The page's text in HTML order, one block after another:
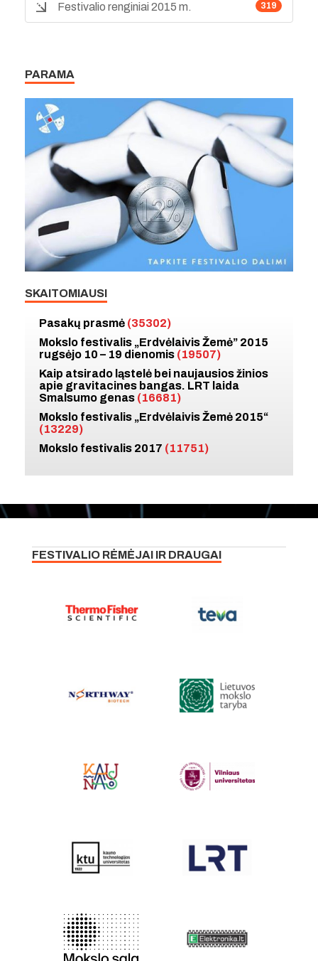
319
Festivalio renginiai 2015 m.
PARAMA
SKAITOMIAUSI
Pasakų prasmė (35302)
Mokslo festivalis „Erdvėlaivis Žemė” 2015
rugsėjo 10 – 19 dienomis (19507)
Kaip atsirado ląstelė bei naujausios žinios
apie gravitacines bangas. LRT laida
Smalsumo genas (16681)
Mokslo festivalis „Erdvėlaivis Žemė 2015“
(13229)
Mokslo festivalis 2017 (11751)
FESTIVALIO RĖMĖJAI IR DRAUGAI